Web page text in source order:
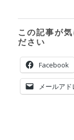
この記事が
ださい
Facebook
メールアド